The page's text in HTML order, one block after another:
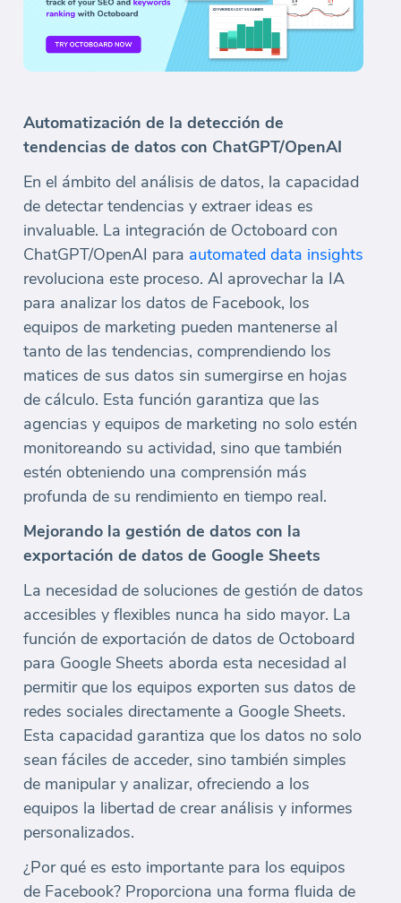
Automatización de la detección de
tendencias de datos con ChatGPT/OpenAI
En el ámbito del análisis de datos, la capacidad
de detectar tendencias y extraer ideas es
invaluable. La integración de Octoboard con
ChatGPT/OpenAI para automated data insights
revoluciona este proceso. Al aprovechar la IA
para analizar los datos de Facebook, los
equipos de marketing pueden mantenerse al
tanto de las tendencias, comprendiendo los
matices de sus datos sin sumergirse en hojas
de cálculo. Esta función garantiza que las
agencias y equipos de marketing no solo estén
monitoreando su actividad, sino que también
estén obteniendo una comprensión más
profunda de su rendimiento en tiempo real.
Mejorando la gestión de datos con la
exportación de datos de Google Sheets
La necesidad de soluciones de gestión de datos
accesibles y flexibles nunca ha sido mayor. La
función de exportación de datos de Octoboard
para Google Sheets aborda esta necesidad al
permitir que los equipos exporten sus datos de
redes sociales directamente a Google Sheets.
Esta capacidad garantiza que los datos no solo
sean fáciles de acceder, sino también simples
de manipular y analizar, ofreciendo a los
equipos la libertad de crear análisis y informes
personalizados.
¿Por qué es esto importante para los equipos
de Facebook? Proporciona una forma fluida de